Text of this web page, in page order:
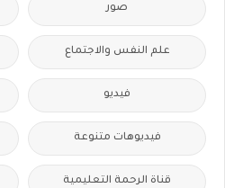
صور
علم النفس والاجتماع
فيديو
فيديوهات متنوعة
قناة الرحمة التعليمية